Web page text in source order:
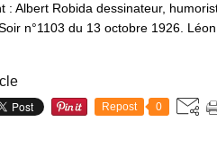
: Albert Robida dessinateur,
n°1103 du 13 octobre 1926. Léon
Repost 0